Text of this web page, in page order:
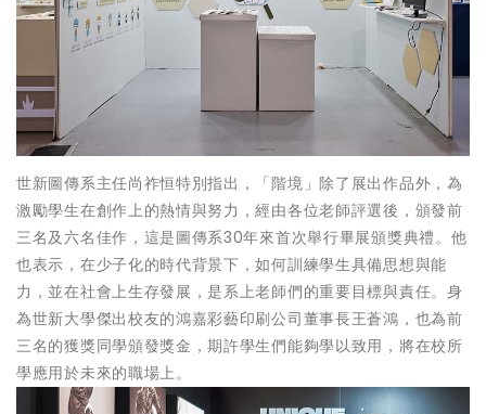
世新圖傳系主任尚祚恒特別指出，「階境」除了展出作品外，為
激勵學生在創作上的熱情與努力，經由各位老師評選後，頒發前
三名及六名佳作，這是圖傳系30年來首次舉行畢展頒獎典禮。他
也表示，在少子化的時代背景下，如何訓練學生具備思想與能
力，並在社會上生存發展，是系上老師們的重要目標與責任。身
為世新大學傑出校友的鴻嘉彩藝印刷公司董事長王蒼鴻，也為前
三名的獲獎同學頒發獎金，期許學生們能夠學以致用，將在校所
學應用於未來的職場上。